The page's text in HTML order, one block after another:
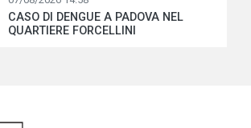
CASO DI DENGUE A PADOVA NEL
QUARTIERE FORCELLINI